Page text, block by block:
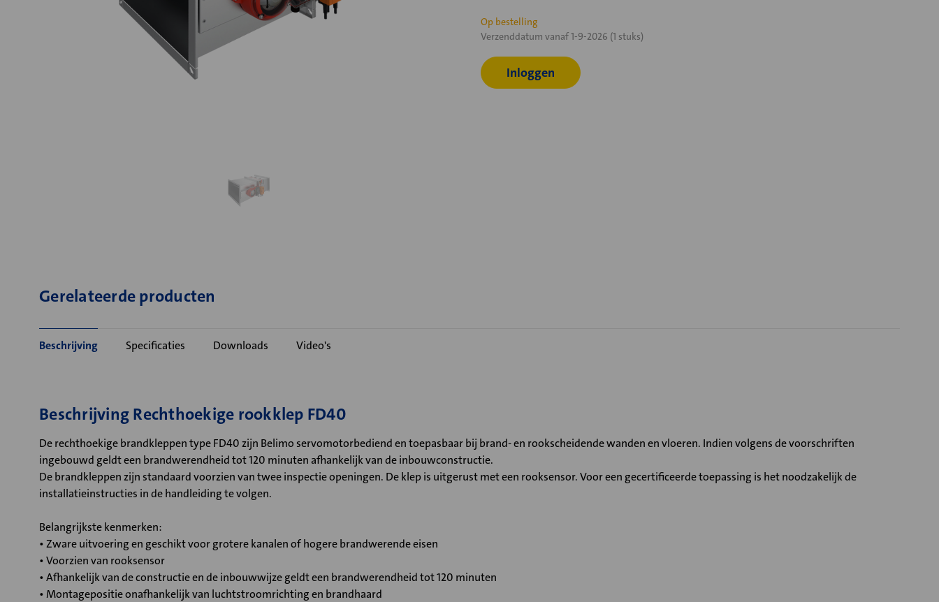
Huidige
voorraad:
Op bestelling
Verzenddatum vanaf 1-9-2026 (1 stuks)
Inloggen
Gerelateerde producten
Beschrijving Specificaties Downloads Video's
Beschrijving Rechthoekige rookklep FD40
De rechthoekige brandkleppen type FD40 zijn Belimo servomotorbediend en toepasbaar bij brand- en rookscheidende wanden en vloeren. Indien volgens de voorschriften
ingebouwd geldt een brandwerendheid tot 120 minuten afhankelijk van de inbouwconstructie.
De brandkleppen zijn standaard voorzien van twee inspectie openingen. De klep is uitgerust met een rooksensor. Voor een gecertificeerde toepassing is het noodzakelijk de
installatieinstructies in de handleiding te volgen.
Belangrijkste kenmerken:
• Zware uitvoering en geschikt voor grotere kanalen of hogere brandwerende eisen
• Voorzien van rooksensor
• Afhankelijk van de constructie en de inbouwwijze geldt een brandwerendheid tot 120 minuten
• Montagepositie onafhankelijk van luchtstroomrichting en brandhaard